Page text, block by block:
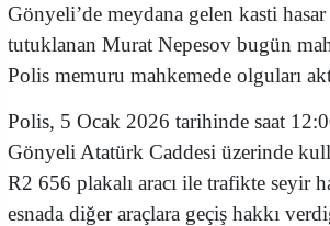
Gönyeli’de meydana gelen kasti
tutuklanan Murat Nepesov bugün
Polis memuru mahkemede olguları
Polis, 5 Ocak 2026 tarihinde saat
Gönyeli Atatürk Caddesi üzerinde
R2 656 plakalı aracı ile trafikte seyir
esnada diğer araçlara geçiş hakkı